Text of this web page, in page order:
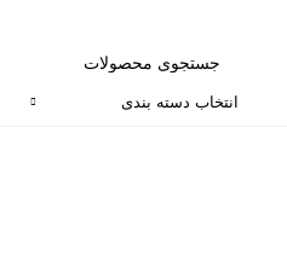
انتخاب دسته بندی